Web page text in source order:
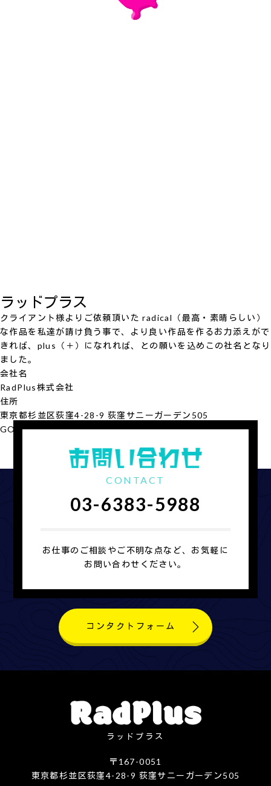
ラッドプラス
クライアント様よりご依頼頂いた radical（最高・素晴らしい）
な作品を私達が請け負う事で、より良い作品を作るお力添えがで
きれば、plus（＋）になれれば、との願いを込めこの社名となり
ました。
会社名
RadPlus株式会社
住所
東京都杉並区荻窪4-28-9 荻窪サニーガーデン505
GOOGLE MAP
会社概要を見る
CONTACT
03-6383-5988
お仕事のご相談やご不明な点など、お気軽に
お問い合わせください。
コンタクトフォーム
ラッドプラス
〒167-0051
東京都杉並区荻窪4-28-9 荻窪サニーガーデン505